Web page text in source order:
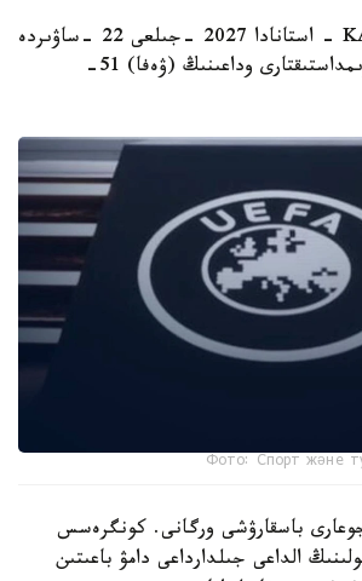
استانا. KAZINFORM - استانادا 2027 -جىلعى 22 -ساۋىردە
ەۋروپالىق فۋتبول قاۋىمداستىقتارى وداعىنىڭ (ۋەفا) 51-
Фото: Спорт және
باسقارۋشى ورگانى. كونگرەسس
الداعى جىلدارداعى دامۋ باعىتىن